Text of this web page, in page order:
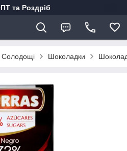
та Роздріб
Солодощі Шоколадки